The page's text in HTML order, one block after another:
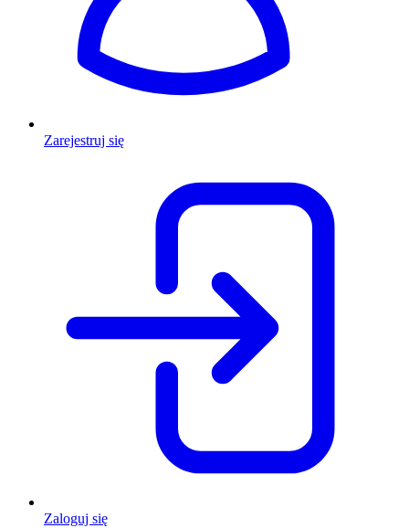
Zarejestruj się
Zaloguj się